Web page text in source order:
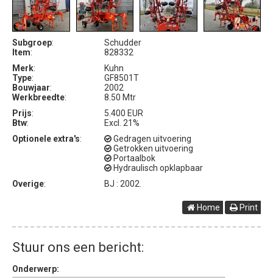
Subgroep:
Schudder
Item:
828332
Merk:
Kuhn
Type:
GF8501T
Bouwjaar:
2002
Werkbreedte:
8.50 Mtr
Prijs:
5.400 EUR
Btw:
Excl. 21%
Optionele extra's:
Gedragen uitvoering
Getrokken uitvoering
Portaalbok
Hydraulisch opklapbaar
Overige: BJ : 2002.
Home Print
Stuur ons een bericht:
Onderwerp: